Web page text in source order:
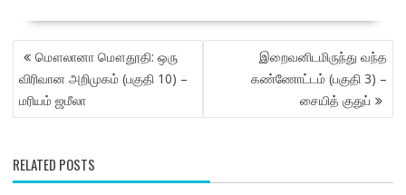
POST
NAVIGATION
மௌலானா மௌதூதி: ஒரு
விரிவான அறிமுகம் (பகுதி 10) –
மரியம் ஜமீலா
இறைவனிடமிருந்து வந்த
கண்ணோட்டம் (பகுதி 3) –
சையித் குதுப்
RELATED POSTS